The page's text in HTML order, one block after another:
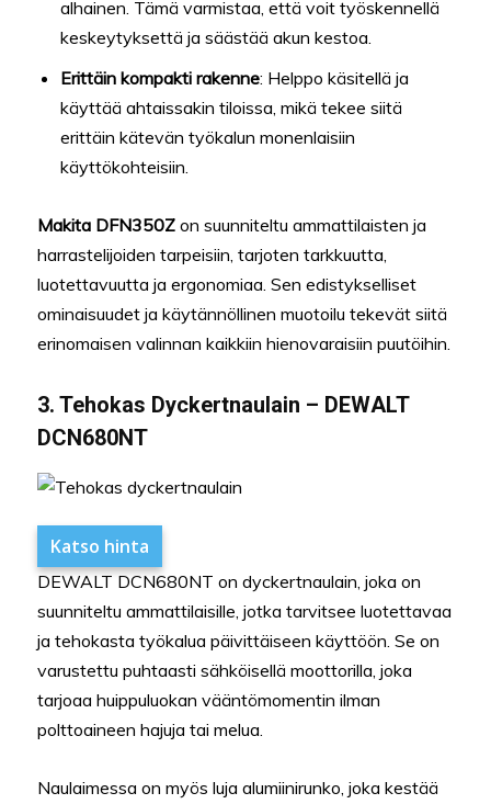
alhainen. Tämä varmistaa, että voit työskennellä
keskeytyksettä ja säästää akun kestoa.
Erittäin kompakti rakenne: Helppo käsitellä ja
käyttää ahtaissakin tiloissa, mikä tekee siitä
erittäin kätevän työkalun monenlaisiin
käyttökohteisiin.
Makita DFN350Z on suunniteltu ammattilaisten ja
harrastelijoiden tarpeisiin, tarjoten tarkkuutta,
luotettavuutta ja ergonomiaa. Sen edistykselliset
ominaisuudet ja käytännöllinen muotoilu tekevät siitä
erinomaisen valinnan kaikkiin hienovaraisiin puutöihin.
3. Tehokas Dyckertnaulain – DEWALT
DCN680NT
Katso hinta
DEWALT DCN680NT on dyckertnaulain, joka on
suunniteltu ammattilaisille, jotka tarvitsee luotettavaa
ja tehokasta työkalua päivittäiseen käyttöön. Se on
varustettu puhtaasti sähköisellä moottorilla, joka
tarjoaa huippuluokan vääntömomentin ilman
polttoaineen hajuja tai melua.
Naulaimessa on myös luja alumiinirunko, joka kestää